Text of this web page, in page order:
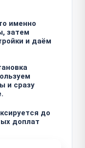
именно
затем
и даём
и сразу
до
доплат